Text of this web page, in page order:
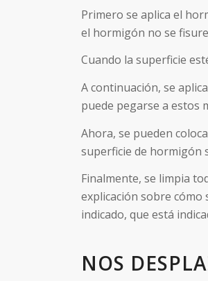
Primero se aplica el
el hormigón no se
Cuando la superficie
A continuación, se
puede pegarse a estos
Ahora, se pueden
superficie de hormigón
Finalmente, se limpia
explicación sobre
indicado, que está
NOS